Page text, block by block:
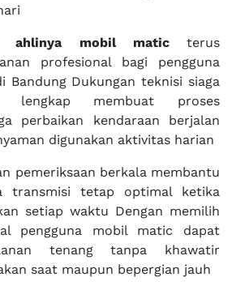
ahlinya mobil maticterus
profesional bagi pengguna
Bandung Dukungan teknisi siaga
lengkap membuat proses
perbaikan kendaraan berjalan
digunakan aktivitas harian
pemeriksaan berkala membantu
transmisi tetap optimal ketika
setiap waktu Dengan memilih
pengguna mobil matic dapat
tenang tanpa khawatir
saat maupun bepergian jauh